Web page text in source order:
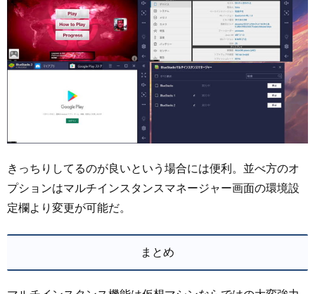
きっちりしてるのが良いという場合には便利。並べ方のオ
プションはマルチインスタンスマネージャー画面の環境設
定欄より変更が可能だ。
まとめ